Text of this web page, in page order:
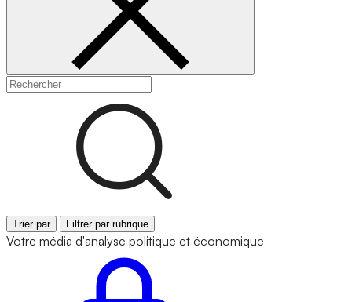
Trier par Filtrer par rubrique
Votre média d'analyse politique et économique